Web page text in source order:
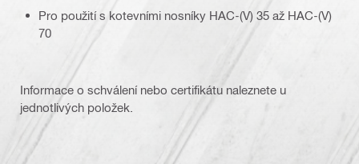
Pro použití s ​​kotevními nosníky HAC-(V) 35 až HAC-(V)
70
Informace o schválení nebo certifikátu naleznete u
jednotlivých položek.